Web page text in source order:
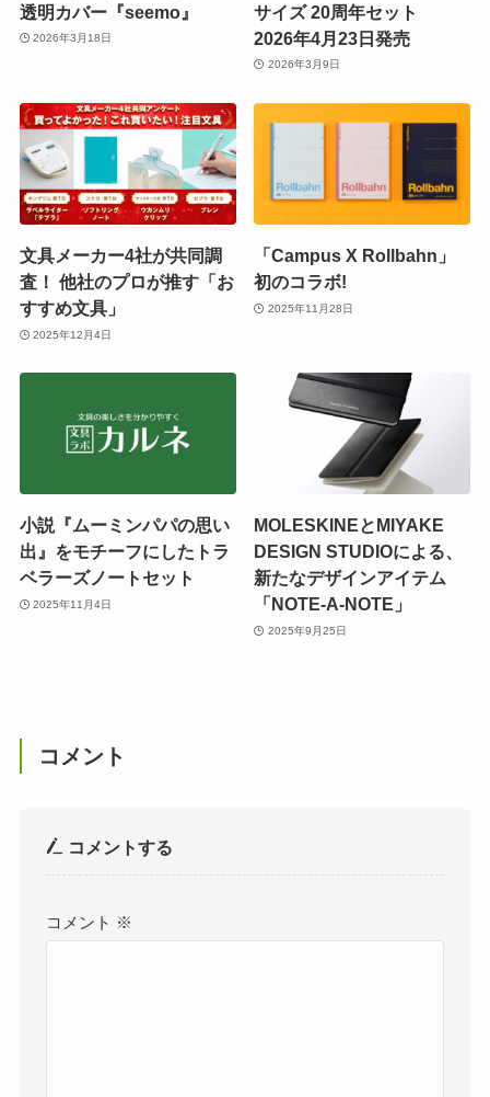
透明カバー『seemo』
2026年3月18日
サイズ 20周年セット
2026年4月23日発売
2026年3月9日
文具メーカー4社が共同調
査！ 他社のプロが推す「お
すすめ文具」
2025年12月4日
「Campus X Rollbahn」
初のコラボ!
2025年11月28日
小説『ムーミンパパの思い
出』をモチーフにしたトラ
ベラーズノートセット
2025年11月4日
MOLESKINEとMIYAKE
DESIGN STUDIOによる、
新たなデザインアイテム
「NOTE-A-NOTE」
2025年9月25日
コメント
コメントする
コメント ※